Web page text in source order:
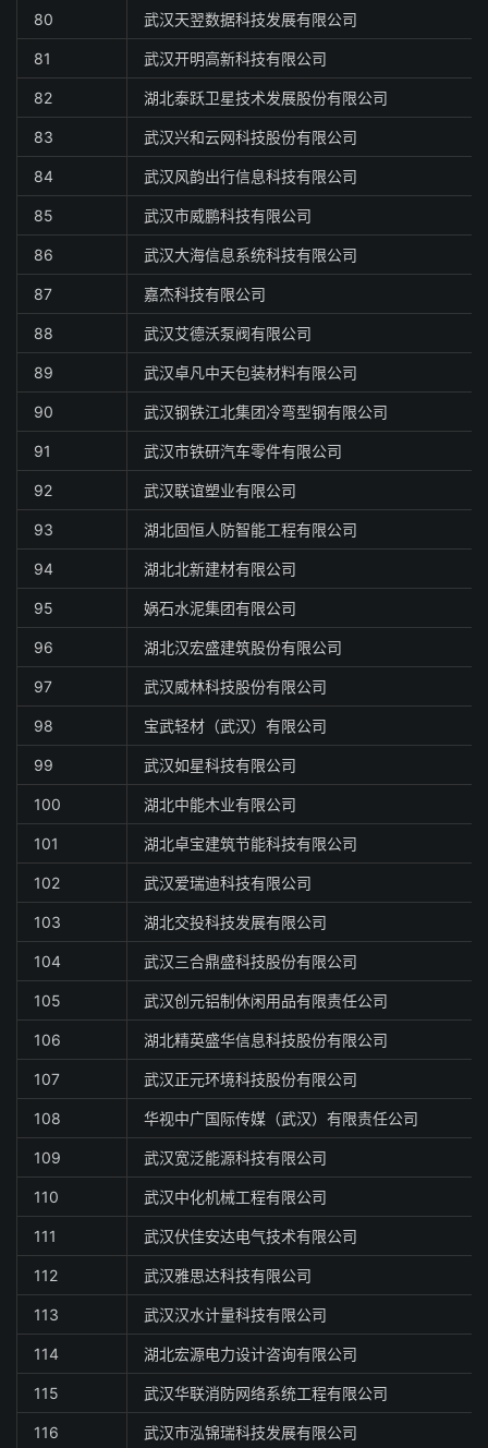
80 武汉天翌数据科技发展有限公司
81 武汉开明高新科技有限公司
82 湖北泰跃卫星技术发展股份有限公司
83 武汉兴和云网科技股份有限公司
84 武汉风韵出行信息科技有限公司
85 武汉市威鹏科技有限公司
86 武汉大海信息系统科技有限公司
87 嘉杰科技有限公司
88 武汉艾德沃泵阀有限公司
89 武汉卓凡中天包装材料有限公司
90 武汉钢铁江北集团冷弯型钢有限公司
91 武汉市铁研汽车零件有限公司
92 武汉联谊塑业有限公司
93 湖北固恒人防智能工程有限公司
94 湖北北新建材有限公司
95 娲石水泥集团有限公司
96 湖北汉宏盛建筑股份有限公司
97 武汉威林科技股份有限公司
98 宝武轻材（武汉）有限公司
99 武汉如星科技有限公司
100 湖北中能木业有限公司
101 湖北卓宝建筑节能科技有限公司
102 武汉爱瑞迪科技有限公司
103 湖北交投科技发展有限公司
104 武汉三合鼎盛科技股份有限公司
105 武汉创元铝制休闲用品有限责任公司
106 湖北精英盛华信息科技股份有限公司
107 武汉正元环境科技股份有限公司
108 华视中广国际传媒（武汉）有限责任公司
109 武汉宽泛能源科技有限公司
110 武汉中化机械工程有限公司
111 武汉伏佳安达电气技术有限公司
112 武汉雅思达科技有限公司
113 武汉汉水计量科技有限公司
114 湖北宏源电力设计咨询有限公司
115 武汉华联消防网络系统工程有限公司
116 武汉市泓锦瑞科技发展有限公司